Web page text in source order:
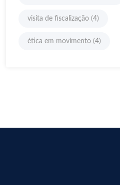
visita de fiscalização (4)
ética em movimento (4)